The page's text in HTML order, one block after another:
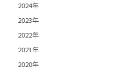
2024年
2023年
2022年
2021年
2020年